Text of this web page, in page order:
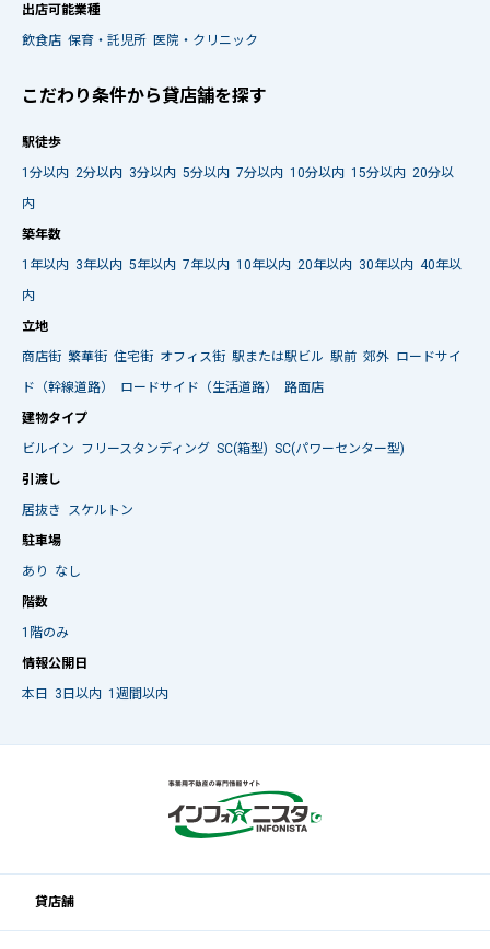
出店可能業種
飲食店 保育・託児所 医院・クリニック
こだわり条件から貸店舗を探す
駅徒歩
1分以内 2分以内 3分以内 5分以内 7分以内 10分以内 15分以内 20分以
内
築年数
1年以内 3年以内 5年以内 7年以内 10年以内 20年以内 30年以内 40年以
内
立地
商店街 繁華街 住宅街 オフィス街 駅または駅ビル 駅前 郊外 ロードサイ
ド（幹線道路）
ロードサイド（生活道路）
路面店
建物タイプ
ビルイン フリースタンディング SC(箱型) SC(パワーセンター型)
引渡し
居抜き
スケルトン
駐車場
あり
なし
階数
1階のみ
情報公開日
本日 3日以内 1週間以内
貸店舗